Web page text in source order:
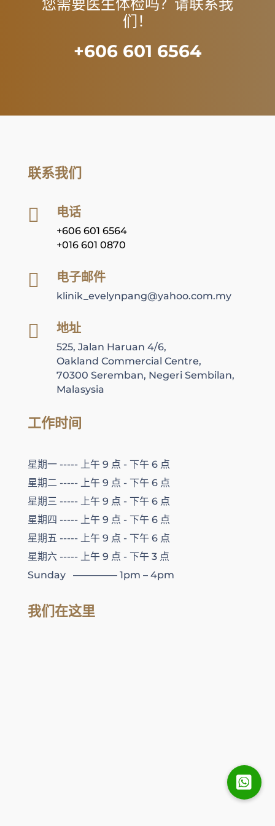
们！
+606 601 6564
联系我们
 电话
+606 601 6564
+016 601 0870
 电子邮件
klinik_evelynpang@yahoo.com.my
 地址
525, Jalan Haruan 4/6,
Oakland Commercial Centre,
70300 Seremban, Negeri Sembilan,
Malasysia
工作时间
星期一 ----- 上午 9 点 - 下午 6 点
星期二 ----- 上午 9 点 - 下午 6 点
星期三 ----- 上午 9 点 - 下午 6 点
星期四 ----- 上午 9 点 - 下午 6 点
星期五 ----- 上午 9 点 - 下午 6 点
星期六 ----- 上午 9 点 - 下午 3 点
Sunday ————– 1pm – 4pm
我们在这里